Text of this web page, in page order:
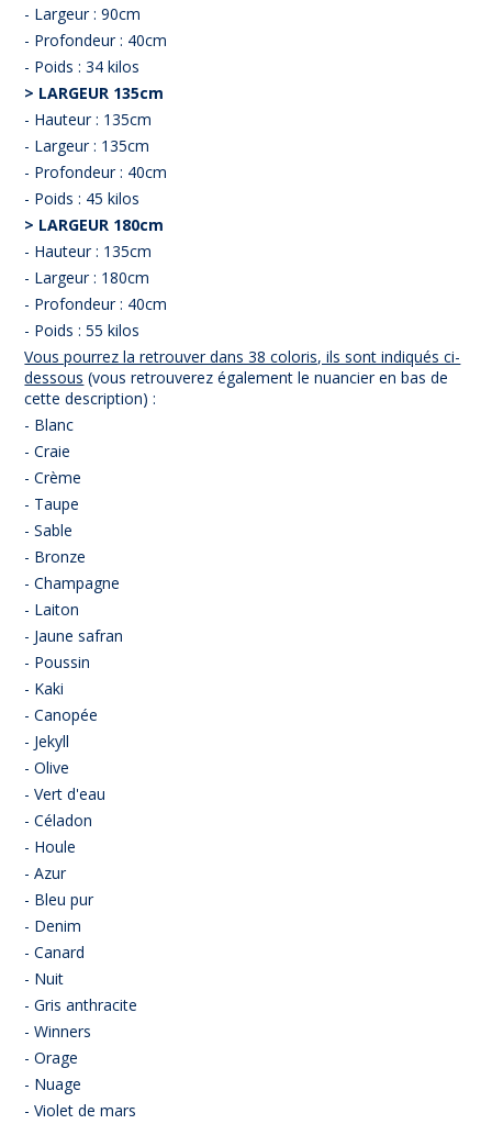
- Largeur : 90cm
- Profondeur : 40cm
- Poids : 34 kilos
> LARGEUR 135cm
- Hauteur : 135cm
- Largeur : 135cm
- Profondeur : 40cm
- Poids : 45 kilos
> LARGEUR 180cm
- Hauteur : 135cm
- Largeur : 180cm
- Profondeur : 40cm
- Poids : 55 kilos
Vous pourrez la retrouver dans 38 coloris, ils sont indiqués ci-
dessous (vous retrouverez également le nuancier en bas de
cette description) :
- Blanc
- Craie
- Crème
- Taupe
- Sable
- Bronze
- Champagne
- Laiton
- Jaune safran
- Poussin
- Kaki
- Canopée
- Jekyll
- Olive
- Vert d'eau
- Céladon
- Houle
- Azur
- Bleu pur
- Denim
- Canard
- Nuit
- Gris anthracite
- Winners
- Orage
- Nuage
- Violet de mars